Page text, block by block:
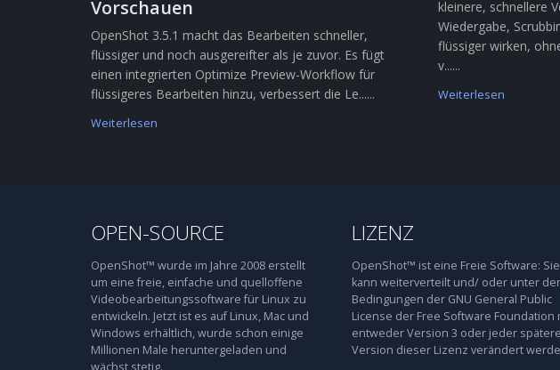
Vorschauen
OpenShot 3.5.1 macht das Bearbeiten schneller,
flüssiger und noch ausgereifter als je zuvor. Es fügt
einen integrierten Optimize Preview-Workflow für
flüssigeres Bearbeiten hinzu, verbessert die Le......
Weiterlesen
kleinere, schnellere
Wiedergabe,
flüssiger wirken,
v......
Weiterlesen
OPEN-SOURCE
OpenShot™ wurde im Jahre 2008 erstellt
um eine freie, einfache und quelloffene
Videobearbeitungssoftware für Linux zu
entwickeln. Jetzt ist es auf Linux, Mac und
Windows erhältlich, wurde schon einige
Millionen Male heruntergeladen und
wächst stetig.
LIZENZ
OpenShot™ ist eine Freie Software: Sie
kann weiterverteilt und/ oder unter
Bedingungen der GNU General Public
License der Free Software Foundation
entweder Version 3 oder jeder
Version dieser Lizenz verändert